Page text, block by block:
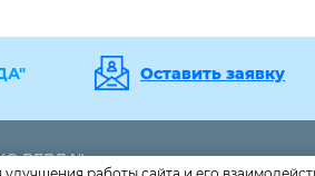
Оставить заявку
РЕВДА" 43 056